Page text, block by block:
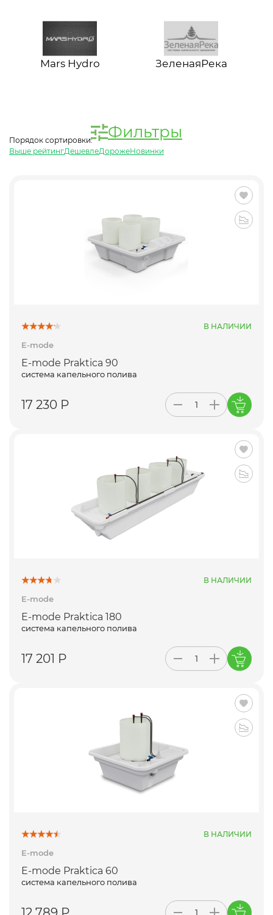
Mars Hydro ЗеленаяРека
Фильтры
Порядок сортировки:
Выше рейтингДешевлеДорожеНовинки
В НАЛИЧИИ
E-mode
E-mode Praktica 90
система капельного полива
17 230 Р
В НАЛИЧИИ
E-mode
E-mode Praktica 180
система капельного полива
17 201 Р
В НАЛИЧИИ
E-mode
E-mode Praktica 60
система капельного полива